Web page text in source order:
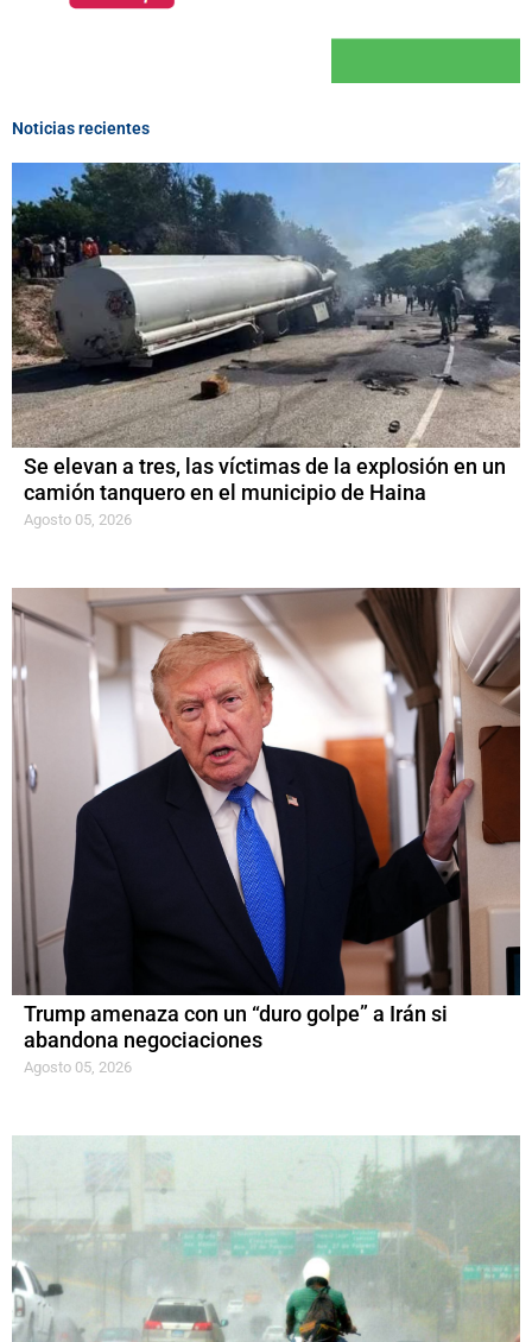
Noticias recientes
Se elevan a tres, las víctimas de la explosión en un
camión tanquero en el municipio de Haina
Agosto 05, 2026
Trump amenaza con un “duro golpe” a Irán si
abandona negociaciones
Agosto 05, 2026